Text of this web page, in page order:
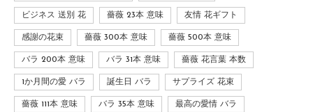
ビジネス 送別 花 薔薇 23本 意味 友情 花ギフト
感謝の花束 薔薇 300本 意味 薔薇 500本 意味
バラ 200本 意味 バラ 31本 意味 薔薇 花言葉 本数
1か月間の愛 バラ 誕生日 バラ サプライズ 花束
薔薇 111本 意味 バラ 35本 意味 最高の愛情 バラ